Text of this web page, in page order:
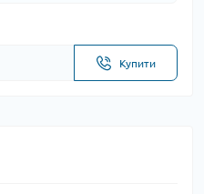
Купити